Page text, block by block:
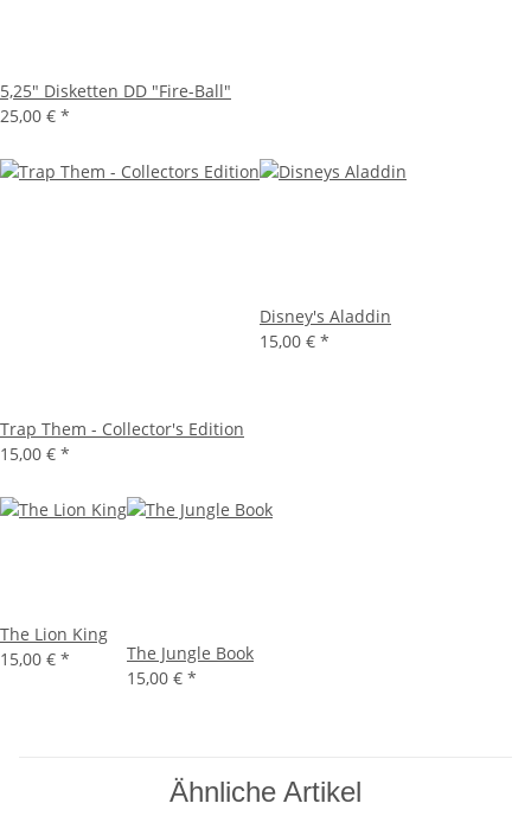
5,25" Disketten DD "Fire-Ball"
25,00 € *
Trap Them - Collector's Edition
15,00 € *
Disney's Aladdin
15,00 € *
The Lion King
15,00 € *
The Jungle Book
15,00 € *
Ähnliche Artikel